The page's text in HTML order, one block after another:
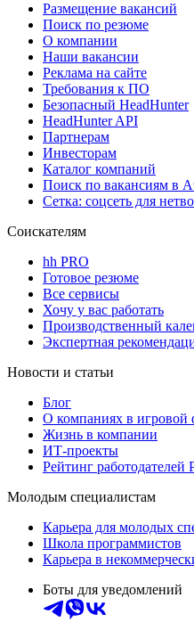
Размещение вакансий
Поиск по резюме
О компании
Наши вакансии
Реклама на сайте
Требования к ПО
Безопасный HeadHunter
HeadHunter API
Партнерам
Инвесторам
Каталог компаний
Поиск по вакансиям в
Сетка: соцсеть для
Соискателям
hh PRO
Готовое резюме
Все сервисы
Хочу у вас работать
Производственный
Экспертная
Новости и статьи
Блог
О компаниях в игровой
Жизнь в компании
ИТ-проекты
Рейтинг работодателей
Молодым специалистам
Карьера для молодых
Школа программистов
Карьера в
Боты для уведомлений